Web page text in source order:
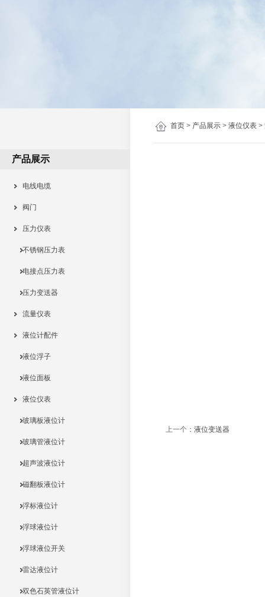
首页 > 产品展示 > 液位仪表 >
产品展示
电线电缆
阀门
压力仪表
不锈钢压力表
电接点压力表
压力变送器
流量仪表
液位计配件
液位浮子
液位面板
液位仪表
玻璃板液位计
玻璃管液位计
超声波液位计
磁翻板液位计
浮标液位计
浮球液位计
浮球液位开关
雷达液位计
双色石英管液位计
上一个： 液位变送器